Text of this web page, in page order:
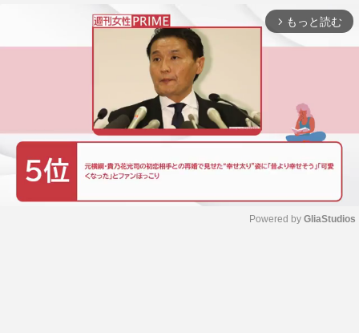
arrow_forward_ios もっと読む
Powered by GliaStudios